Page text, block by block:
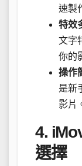
速製
特效
文字
你的
操作
是新
影片
4.
選擇